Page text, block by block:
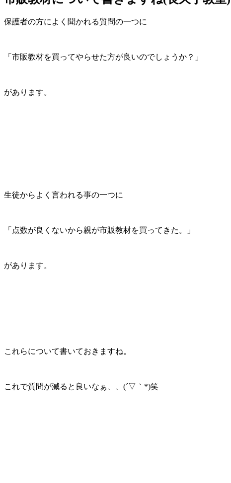
保護者の方によく聞かれる質問の一つに
「市販教材を買ってやらせた方が良いのでしょうか？」
があります。
生徒からよく言われる事の一つに
「点数が良くないから親が市販教材を買ってきた。」
があります。
これらについて書いておきますね。
これで質問が減ると良いなぁ、、(´▽｀*)笑